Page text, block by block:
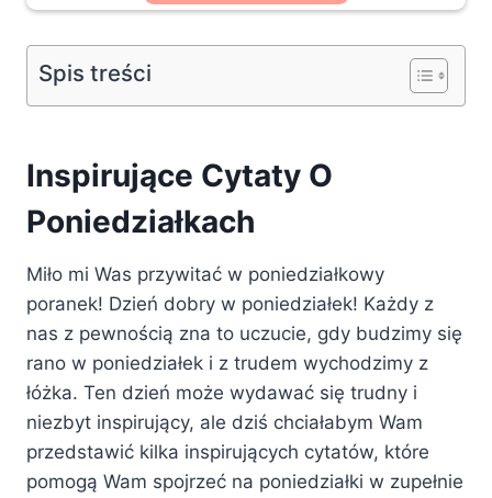
Spis treści
Inspirujące Cytaty O
Poniedziałkach
Miło mi Was przywitać w poniedziałkowy
poranek! Dzień dobry w poniedziałek! Każdy z
nas z pewnością zna to uczucie, gdy budzimy się
rano w poniedziałek i z trudem wychodzimy z
łóżka. Ten dzień może wydawać się trudny i
niezbyt inspirujący, ale dziś chciałabym Wam
przedstawić kilka inspirujących cytatów, które
pomogą Wam spojrzeć na poniedziałki w zupełnie